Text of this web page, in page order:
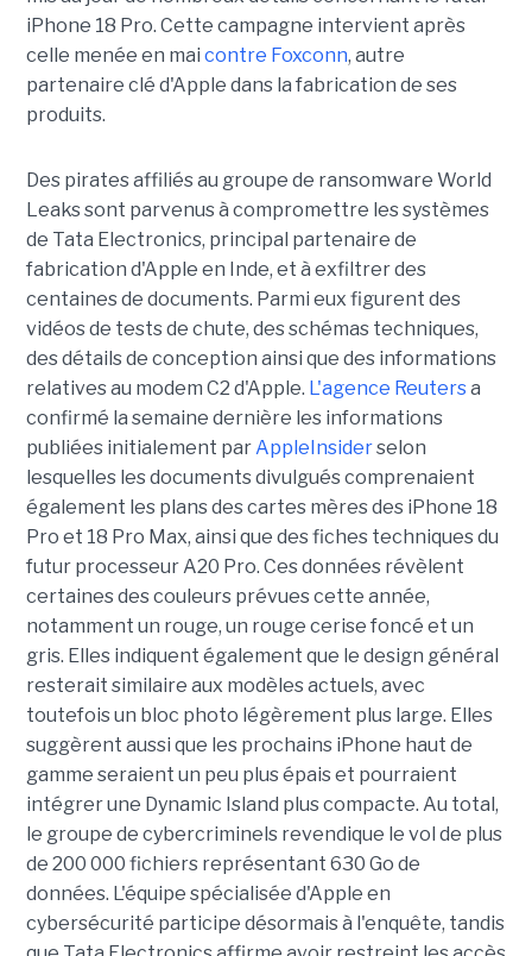
iPhone 18 Pro. Cette campagne intervient après
celle menée en mai contre Foxconn, autre
partenaire clé d'Apple dans la fabrication de ses
produits.
Des pirates affiliés au groupe de ransomware World
Leaks sont parvenus à compromettre les systèmes
de Tata Electronics, principal partenaire de
fabrication d'Apple en Inde, et à exfiltrer des
centaines de documents. Parmi eux figurent des
vidéos de tests de chute, des schémas techniques,
des détails de conception ainsi que des informations
relatives au modem C2 d'Apple. L'agence Reutersa
confirmé la semaine dernière les informations
publiées initialement parAppleInsiderselon
lesquelles les documents divulgués comprenaient
également les plans des cartes mères des iPhone 18
Pro et 18 Pro Max, ainsi que des fiches techniques du
futur processeur A20 Pro. Ces données révèlent
certaines des couleurs prévues cette année,
notamment un rouge, un rouge cerise foncé et un
gris. Elles indiquent également que le design général
resterait similaire aux modèles actuels, avec
toutefois un bloc photo légèrement plus large. Elles
suggèrent aussi que les prochains iPhone haut de
gamme seraient un peu plus épais et pourraient
intégrer une Dynamic Island plus compacte. Au total,
le groupe de cybercriminels revendique le vol de plus
de 200 000 fichiers représentant 630 Go de
données. L'équipe spécialisée d'Apple en
cybersécurité participe désormais à l'enquête, tandis